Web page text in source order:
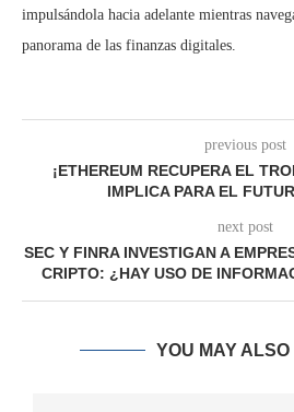
impulsándola hacia adelante mientras
panorama de las finanzas digitales.
previous post
¡ETHEREUM RECUPERA EL
IMPLICA PARA EL
next post
SEC Y FINRA INVESTIGAN A
CRIPTO: ¿HAY USO DE
YOU MAY ALSO